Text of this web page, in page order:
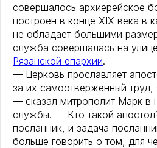
совершалось архиерейское
построен в конце XIX века в
не обладает большими
служба совершалась на
Рязанской епархии.
— Церковь прославляет
за их самоотверженный труд,
— сказал митрополит Марк в
службы. — Кто такой
посланник, и задача
больше говорить о том, для